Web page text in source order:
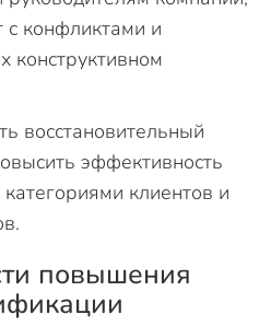
с конфликтами и
конструктивном
восстановительный
эффективность
клиентов и
повышения